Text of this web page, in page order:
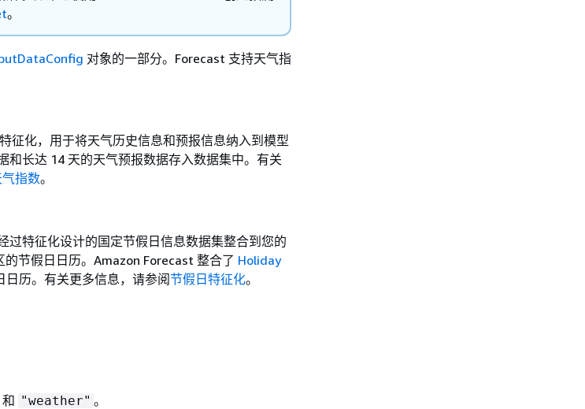
。
对象的一部分。Forecast 支持天气指
征化，用于将天气历史信息和预报信息纳入到模型
和长达 14 天的天气预报数据存入数据集中。有关
指数。
过特征化设计的国定节假日信息数据集整合到您的
节假日日历。Amazon Forecast 整合了 Holiday
日历。有关更多信息，请参阅节假日特征化。
和 "weather" 。